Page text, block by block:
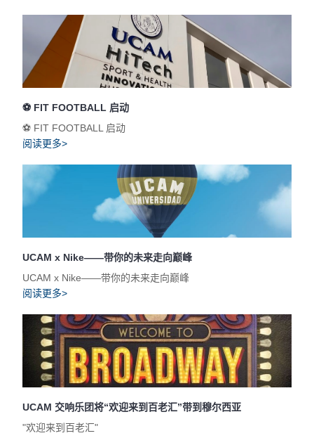
⚽️ FIT FOOTBALL 启动
⚽️ FIT FOOTBALL 启动
阅读更多>
UCAM x Nike——带你的未来走向巅峰
UCAM x Nike——带你的未来走向巅峰
阅读更多>
UCAM 交响乐团将“欢迎来到百老汇”带到穆尔西亚
"欢迎来到百老汇"